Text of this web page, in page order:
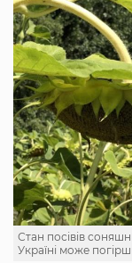
Стан посівів
Україні може